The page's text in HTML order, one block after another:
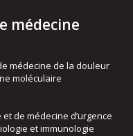
médecine
médecine de la douleur
moléculaire
de médecine d’urgence
et immunologie